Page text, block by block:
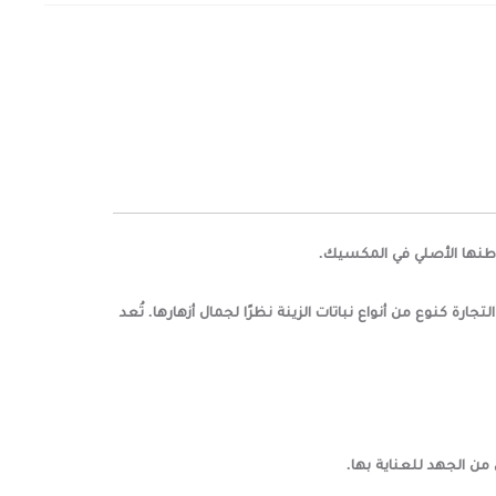
كنوع من أنواع نباتات الزينة نظرًا لجمال أزهارها. تُعد
الجهد للعناية بها.